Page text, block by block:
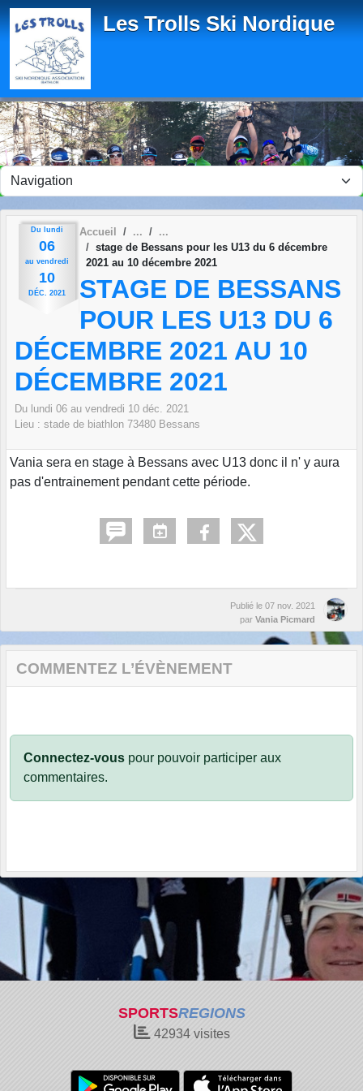
Les Trolls Ski Nordique
Du lundi
06
au vendredi
10
DÉC. 2021
Accueil
stage de Bessans pour les U13 du 6 décembre
2021 au 10 décembre 2021
STAGE DE BESSANS
POUR LES U13 DU 6
DÉCEMBRE 2021 AU 10
DÉCEMBRE 2021
Du lundi 06 au vendredi 10 déc. 2021
Lieu : stade de biathlon 73480 Bessans
Vania sera en stage à Bessans avec U13 donc il n' y aura
pas d'entrainement pendant cette période.
Publié le 07 nov. 2021
par Vania Picmard
COMMENTEZ L’ÉVÈNEMENT
Connectez-vous pour pouvoir participer aux
commentaires.
SPORTSREGIONS
42934visites
Panneau de gestion des cookies